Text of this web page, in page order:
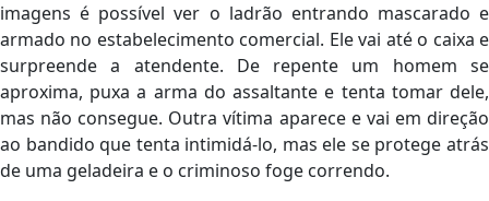
imagens é possível ver o ladrão entrando mascarado e
armado no estabelecimento comercial. Ele vai até o caixa e
surpreende a atendente. De repente um homem se
aproxima, puxa a arma do assaltante e tenta tomar dele,
mas não consegue. Outra vítima aparece e vai em direção
ao bandido que tenta intimidá-lo, mas ele se protege atrás
de uma geladeira e o criminoso foge correndo.